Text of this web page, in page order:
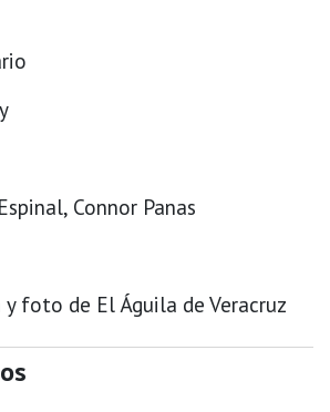
Connor Panas
foto de El Águila de Veracruz